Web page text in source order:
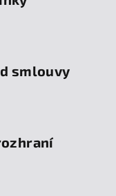
smlouvy